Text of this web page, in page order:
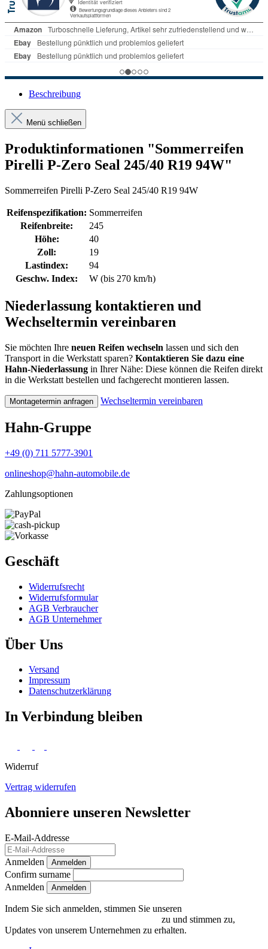
Beschreibung
Menü schließen
Produktinformationen "Sommerreifen
Pirelli P-Zero Seal 245/40 R19 94W"
Sommerreifen Pirelli P-Zero Seal 245/40 R19 94W
Reifenspezifikation: Sommerreifen
Reifenbreite:
245
Höhe:
40
Zoll:
19
Lastindex:
94
Geschw. Index:
W (bis 270 km/h)
Niederlassung kontaktieren und
Wechseltermin vereinbaren
Sie möchten Ihre neuen Reifen wechseln lassen und sich den
Transport in die Werkstatt sparen? Kontaktieren Sie dazu eine
Hahn-Niederlassung in Ihrer Nähe: Diese können die Reifen direkt
in die Werkstatt bestellen und fachgerecht montieren lassen.
Montagetermin anfragen Wechseltermin vereinbaren
Hahn-Gruppe
+49 (0) 711 5777-3901
onlineshop@hahn-automobile.de
Zahlungsoptionen
Geschäft
Widerrufs­recht
Widerrufs­formular
AGB Verbraucher
AGB Unternehmer
Über Uns
Versand
Impressum
Daten­schutz­erklärung
In Verbindung bleiben
Widerruf
Vertrag widerrufen
Abonniere unseren Newsletter
E-Mail-Addresse
Anmelden Anmelden
Confirm surname
Anmelden
Indem Sie sich anmelden, stimmen Sie unseren
zu und stimmen zu,
Updates von unserem Unternehmen zu erhalten.